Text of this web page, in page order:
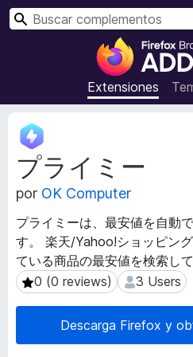
B
u
s
c
e
c
o
m
p
e
Extensiones
B
プライミー
por OK Computer
プライミーは、最安値を自動
す。 楽天/Yahoo!ショッピン
ている商品の最安値を検索して
0 (0 reviews)
0 (0 reviews) 3 Users
3 Users
Descarga Firefox y
M
e
t
a
d
t
a
d
e
a
x